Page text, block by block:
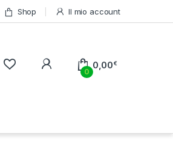
Shop Il mio account
0
0,00€